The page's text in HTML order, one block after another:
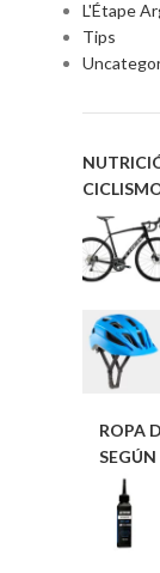
L'Étape
Tips
ROPA